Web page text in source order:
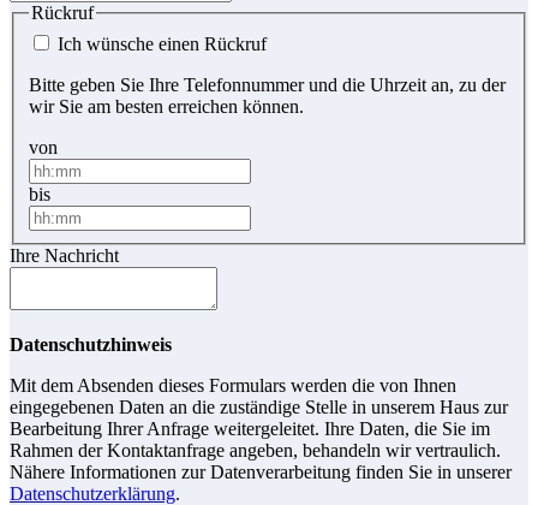
Rückruf
Ich wünsche einen Rückruf
Bitte geben Sie Ihre Telefonnummer und die Uhrzeit an, zu der
wir Sie am besten erreichen können.
von
bis
Ihre Nachricht
Datenschutzhinweis
Mit dem Absenden dieses Formulars werden die von Ihnen
eingegebenen Daten an die zuständige Stelle in unserem Haus zur
Bearbeitung Ihrer Anfrage weitergeleitet. Ihre Daten, die Sie im
Rahmen der Kontaktanfrage angeben, behandeln wir vertraulich.
Nähere Informationen zur Datenverarbeitung finden Sie in unserer
Datenschutzerklärung.